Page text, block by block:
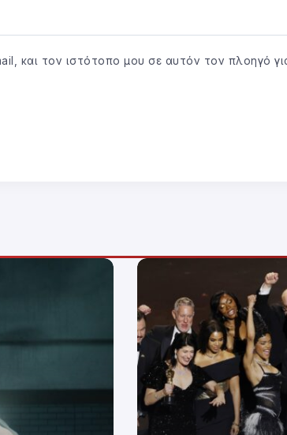
και τον ιστότοπο μου σε αυτόν τον πλοηγό